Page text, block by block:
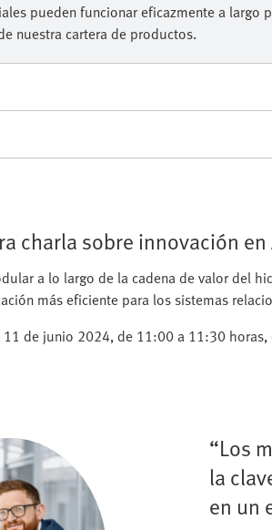
pueden funcionar eficazmente a largo
nuestra cartera de productos.
charla sobre innovación
a lo largo de la cadena de valor del
más eficiente para los sistemas
de junio 2024, de 11:00 a 11:30 horas,
“Los
la
en un